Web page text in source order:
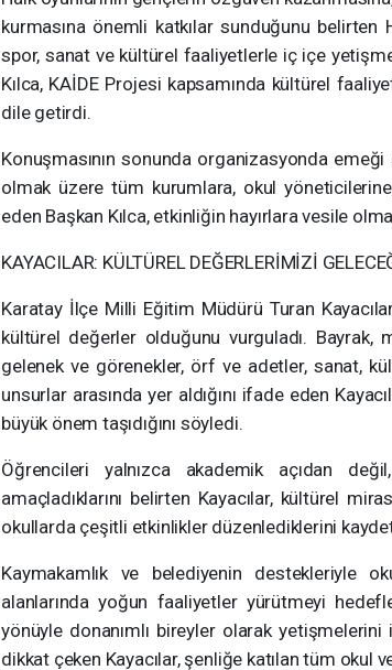
kurmasına önemli katkılar sunduğunu belirten
spor, sanat ve kültürel faaliyetlerle iç içe
Kılca, KAİDE Projesi kapsamında kültürel
dile getirdi.
Konuşmasının sonunda organizasyonda
olmak üzere tüm kurumlara, okul
eden Başkan Kılca, etkinliğin hayırlara vesile
KAYACILAR: KÜLTÜREL DEĞERLERİMİZİ
Karatay İlçe Milli Eğitim Müdürü Turan
kültürel değerler olduğunu vurguladı.
gelenek ve görenekler, örf ve adetler, sanat,
unsurlar arasında yer aldığını ifade eden
büyük önem taşıdığını söyledi.
Öğrencileri yalnızca akademik açıdan
amaçladıklarını belirten Kayacılar, kültürel
okullarda çeşitli etkinlikler düzenlediklerini
Kaymakamlık ve belediyenin destekleriyle
alanlarında yoğun faaliyetler yürütmeyi
yönüyle donanımlı bireyler olarak
dikkat çeken Kayacılar, şenliğe katılan tüm okul